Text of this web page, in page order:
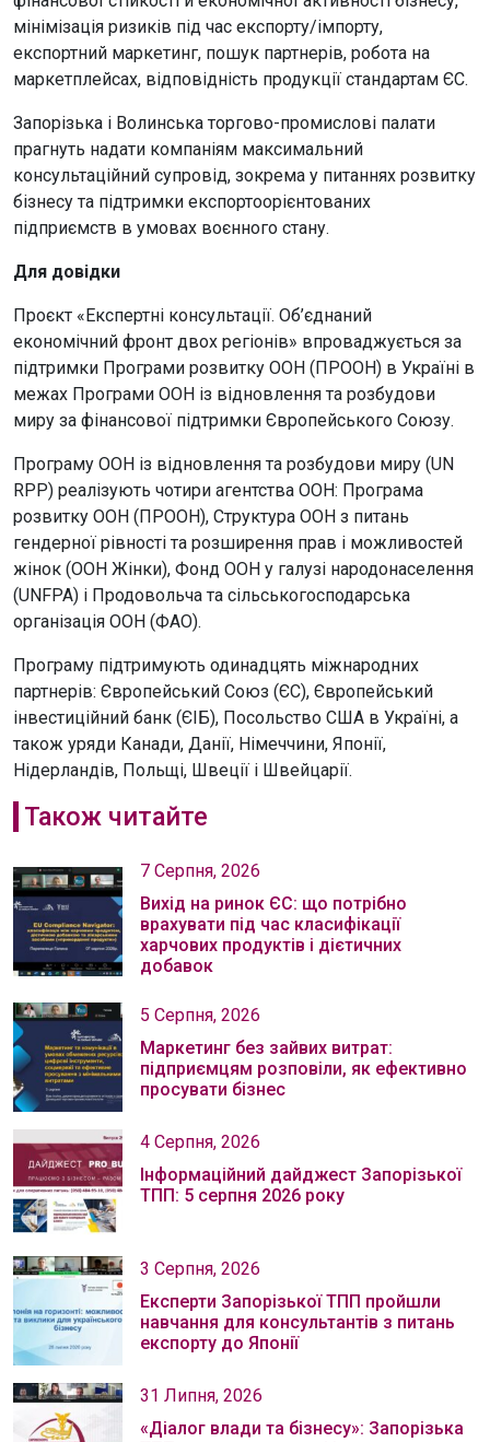
мінімізація ризиків під час експорту/імпорту,
експортний маркетинг, пошук партнерів, робота на
маркетплейсах, відповідність продукції стандартам ЄС.
Запорізька і Волинська торгово-промислові палати
прагнуть надати компаніям максимальний
консультаційний супровід, зокрема у питаннях розвитку
бізнесу та підтримки експортоорієнтованих
підприємств в умовах воєнного стану.
Для довідки
Проєкт «Експертні консультації. Об’єднаний
економічний фронт двох регіонів» впроваджується за
підтримки Програми розвитку ООН (ПРООН) в Україні в
межах Програми ООН із відновлення та розбудови
миру за фінансової підтримки Європейського Союзу.
Програму ООН із відновлення та розбудови миру (UN
RPP) реалізують чотири агентства ООН: Програма
розвитку ООН (ПРООН), Структура ООН з питань
гендерної рівності та розширення прав і можливостей
жінок (ООН Жінки), Фонд ООН у галузі народонаселення
(UNFPA) і Продовольча та сільськогосподарська
організація ООН (ФАО).
Програму підтримують одинадцять міжнародних
партнерів: Європейський Союз (ЄС), Європейський
інвестиційний банк (ЄІБ), Посольство США в Україні, а
також уряди Канади, Данії, Німеччини, Японії,
Нідерландів, Польщі, Швеції і Швейцарії.
Також читайте
7 Серпня, 2026
Вихід на ринок ЄС: що потрібно
врахувати під час класифікації
харчових продуктів і дієтичних
добавок
5 Серпня, 2026
Маркетинг без зайвих витрат:
підприємцям розповіли, як ефективно
просувати бізнес
4 Серпня, 2026
Інформаційний дайджест Запорізької
ТПП: 5 серпня 2026 року
3 Серпня, 2026
Експерти Запорізької ТПП пройшли
навчання для консультантів з питань
експорту до Японії
31 Липня, 2026
«Діалог влади та бізнесу»: Запорізька